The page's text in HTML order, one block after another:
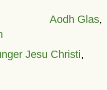
Aodh Glas,
Jesu Christi,